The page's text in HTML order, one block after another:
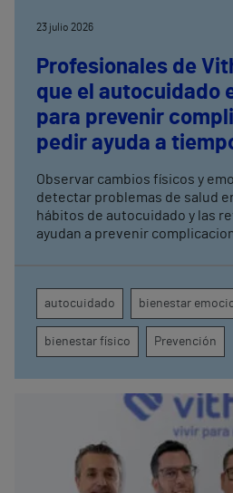
23 julio 2026
Profesionales de
que el autocuidado
para prevenir
pedir ayuda a
Observar cambios físicos y
detectar problemas de salud en
hábitos de autocuidado y las
ayudan a prevenir
autocuidado bienestar
bienestar físico Prevención